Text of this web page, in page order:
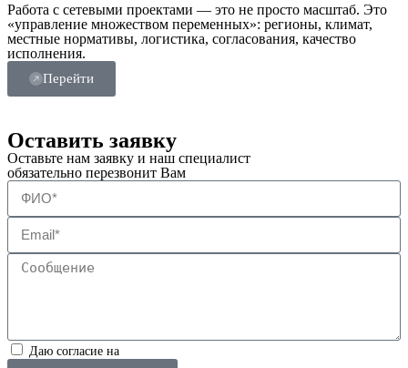
Работа с сетевыми проектами — это не просто масштаб. Это
«управление множеством переменных»: регионы, климат,
местные нормативы, логистика, согласования, качество
исполнения.
Перейти
Оставить заявку
Оставьте нам заявку и наш специалист
обязательно перезвонит Вам
Даю согласие на